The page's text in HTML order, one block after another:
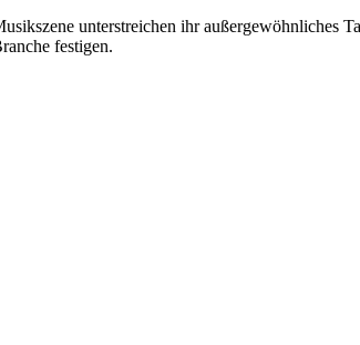
unterstreichen ihr außergewöhnliches
festigen.